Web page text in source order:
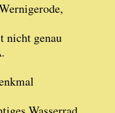
nicht genau